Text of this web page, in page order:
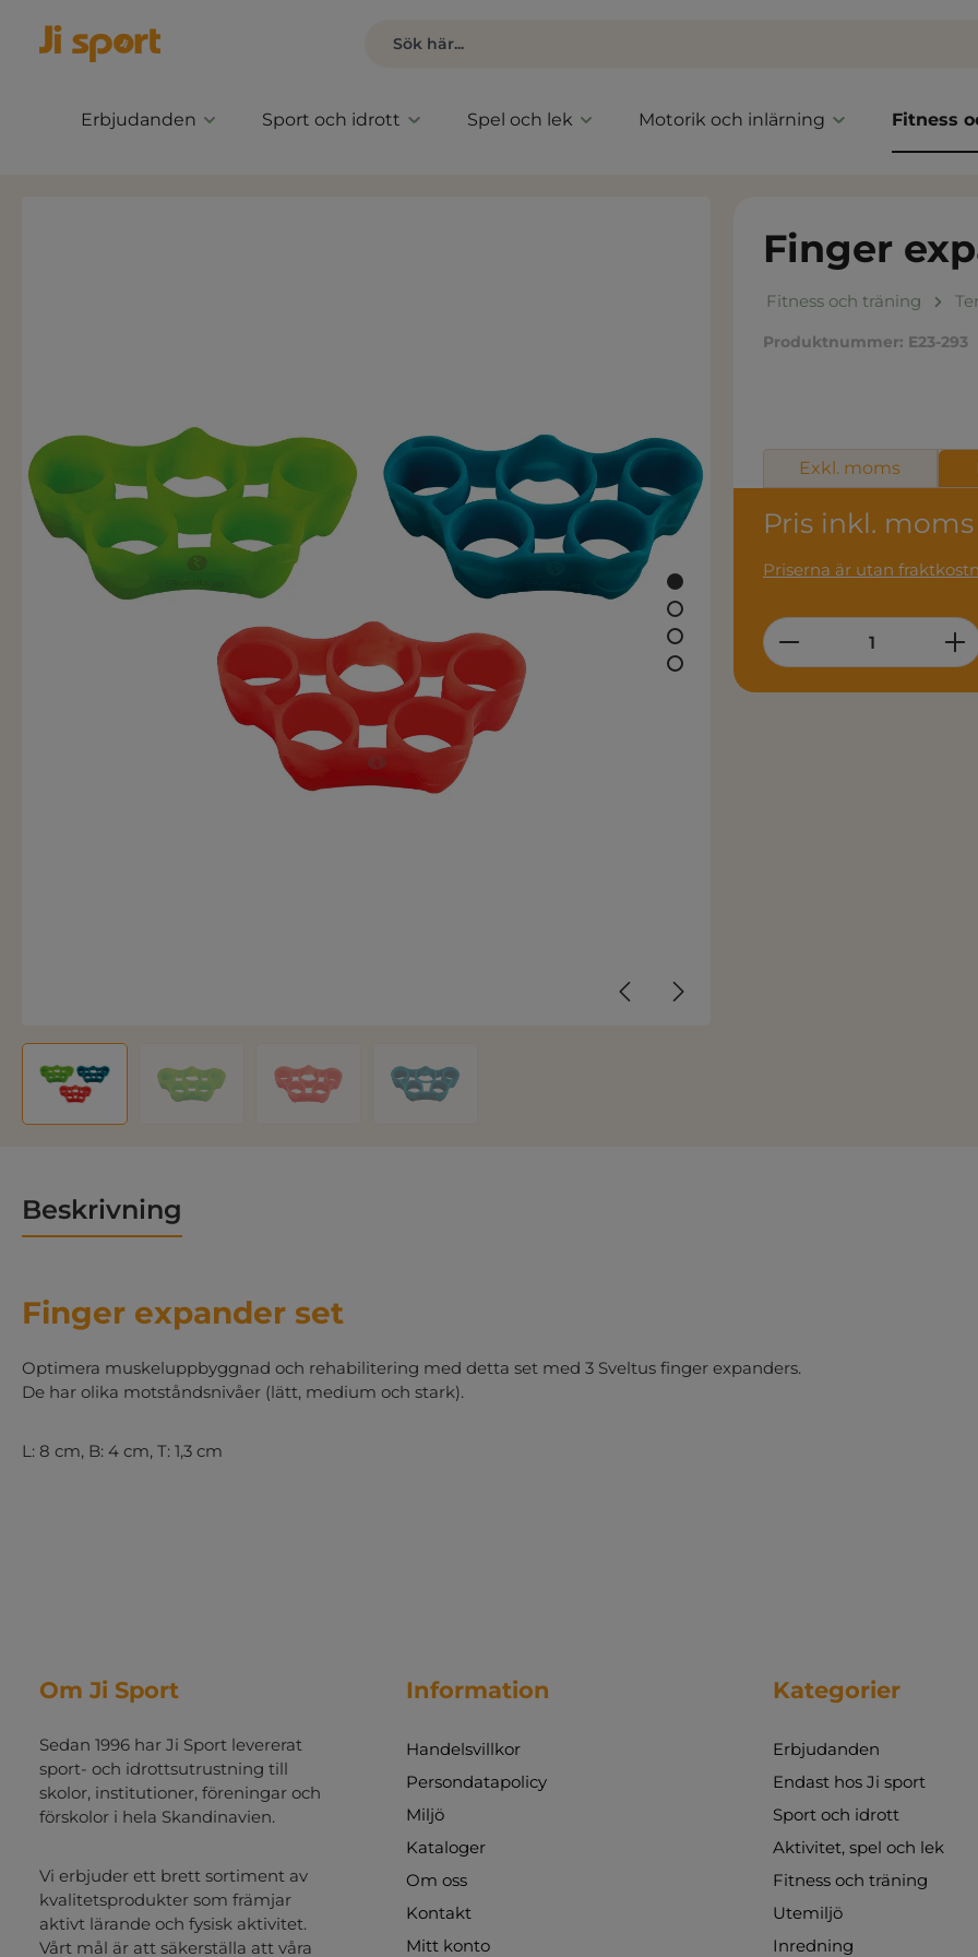
Erbjudanden Sport och idrott Spel och lek Motorik och inlärning Fitness
Finger
Fitness och träning
Produktnummer: E23-293
Pris inkl. moms
Priserna är utan
Exkl. moms
Product
Beskrivning
Finger expander set
Optimera muskeluppbyggnad och rehabilitering med detta set med 3 Sveltus finger expanders.
De har olika motståndsnivåer (lätt, medium och stark).
L: 8 cm, B: 4 cm, T: 1,3 cm
Om Ji Sport
Sedan 1996 har Ji Sport levererat
sport- och idrottsutrustning till
skolor, institutioner, föreningar och
förskolor i hela Skandinavien.
Vi erbjuder ett brett sortiment av
kvalitetsprodukter som främjar
aktivt lärande och fysisk aktivitet.
Vårt mål är att säkerställa att våra
Information
Handelsvillkor
Persondatapolicy
Miljö
Kataloger
Om oss
Kontakt
Mitt konto
Kategorier
Erbjudanden
Endast hos Ji sport
Sport och idrott
Aktivitet, spel och lek
Fitness och träning
Utemiljö
Inredning